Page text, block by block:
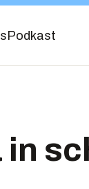
Podkast